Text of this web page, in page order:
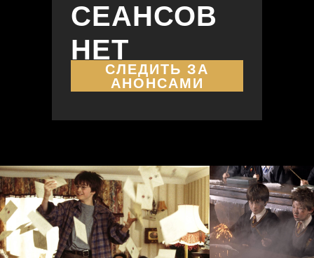
ЕЩЕ
СЕАНСОВ
НЕТ
СЛЕДИТЬ ЗА
АНОНСАМИ